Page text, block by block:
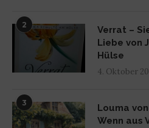
2
Verrat –
Liebe von
Hülse
4. Oktober
3
Louma
Wenn aus